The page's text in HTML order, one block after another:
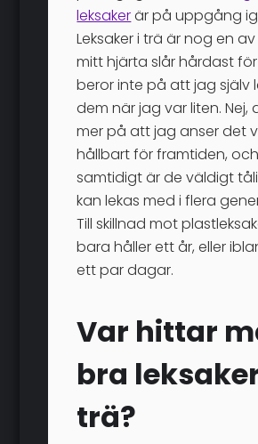
leksakerär på uppgång
Leksaker i trä är nog en
mitt hjärta slår hårdast
beror inte på att jag själv
dem när jag var liten. Nej,
mer på att jag anser det
hållbart för framtiden, och
samtidigt är de väldigt
kan lekas med i flera
Till skillnad mot
bara håller ett år, eller
ett par dagar.
Var hittar
bra
trä?